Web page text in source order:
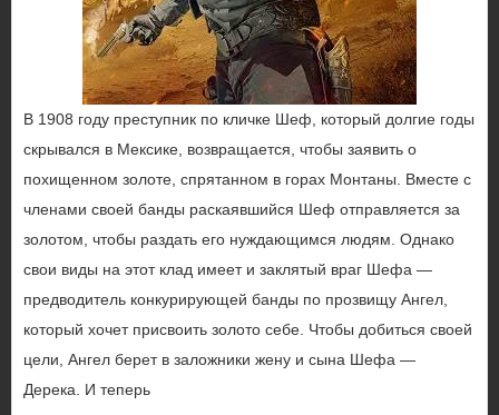
В 1908 году преступник по кличке Шеф, который долгие годы
скрывался в Мексике, возвращается, чтобы заявить о
похищенном золоте, спрятанном в горах Монтаны. Вместе с
членами своей банды раскаявшийся Шеф отправляется за
золотом, чтобы раздать его нуждающимся людям. Однако
свои виды на этот клад имеет и заклятый враг Шефа —
предводитель конкурирующей банды по прозвищу Ангел,
который хочет присвоить золото себе. Чтобы добиться своей
цели, Ангел берет в заложники жену и сына Шефа —
Дерека. И теперь